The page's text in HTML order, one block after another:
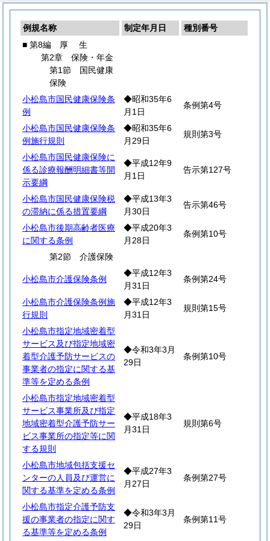
例規名称 制定年月日
種別番号
■ 第8編 厚 生
第2章 保険・年金
第1節 国民健康
保険
小松島市国民健康保険条
例
◆昭和35年6
月1日
条例第4号
小松島市国民健康保険条
例施行規則
◆昭和35年6
月29日
規則第3号
小松島市国民健康保険に
係る診療報酬明細書等開
示要綱
◆平成12年9
月1日
告示第127号
小松島市国民健康保険税
の滞納に係る措置要綱
◆平成13年3
月30日
告示第46号
小松島市後期高齢者医療
に関する条例
◆平成20年3
月28日
条例第10号
第2節 介護保険
小松島市介護保険条例
◆平成12年3
月31日
条例第24号
小松島市介護保険条例施
行規則
◆平成12年3
月31日
規則第15号
小松島市指定地域密着型
サービス及び指定地域密
着型介護予防サービスの
事業者の指定に関する基
準等を定める条例
◆令和3年3月
29日
条例第10号
小松島市指定地域密着型
サービス事業所及び指定
地域密着型介護予防サー
ビス事業所の指定等に関
する規則
◆平成18年3
月31日
規則第6号
小松島市地域包括支援セ
ンターの人員及び運営に
関する基準を定める条例
◆平成27年3
月27日
条例第27号
小松島市指定介護予防支
援の事業者の指定に関す
る基準等を定める条例
◆令和3年3月
29日
条例第11号